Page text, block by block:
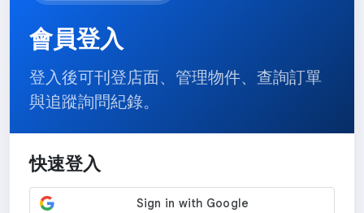
會員登入
登入後可刊登店面、管理物件、查詢訂單
與追蹤詢問紀錄。
快速登入